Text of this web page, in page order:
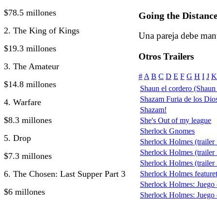
$78.5 millones
2. The King of Kings
$19.3 millones
3. The Amateur
$14.8 millones
4. Warfare
$8.3 millones
5. Drop
$7.3 millones
6. The Chosen: Last Supper Part 3
$6 millones
Going the
Una pareja debe
Otros Trailers
# A B C D E F G H I J K
Shaun el cordero
Shazam Furia de los
Shazam!
She's Out of my league
Sherlock Gnomes
Sherlock Holmes (trailer
Sherlock Holmes (trailer
Sherlock Holmes (trailer
Sherlock Holmes
Sherlock Holmes: Juego
Sherlock Holmes: